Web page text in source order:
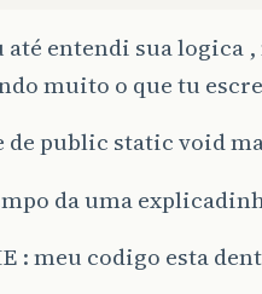
até entendi sua logica
muito o que tu
de public static void
da uma
: meu codigo esta